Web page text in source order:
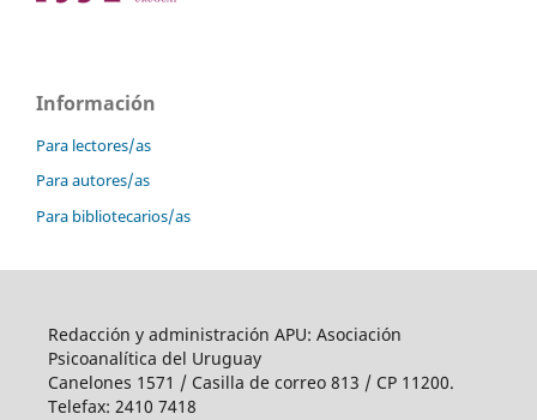
Información
Para lectores/as
Para autores/as
Para bibliotecarios/as
Redacción y administración APU: Asociación
Psicoanalítica del Uruguay
Canelones 1571 / Casilla de correo 813 / CP 11200.
Telefax: 2410 7418